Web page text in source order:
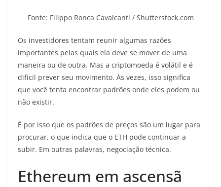
Fonte: Filippo Ronca Cavalcanti / Shutterstock.com
Os investidores tentam reunir algumas razões
importantes pelas quais ela deve se mover de uma
maneira ou de outra. Mas a criptomoeda é volátil e é
difícil prever seu movimento. Às vezes, isso significa
que você tenta encontrar padrões onde eles podem ou
não existir.
É por isso que os padrões de preços são um lugar para
procurar, o que indica que o ETH pode continuar a
subir. Em outras palavras, negociação técnica.
Ethereum em ascensã